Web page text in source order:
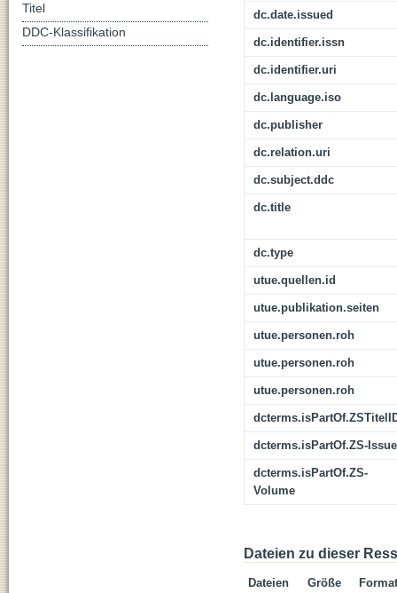
dc.date.issued
dc.identifier.issn
dc.identifier.uri
dc.language.iso
dc.publisher
dc.relation.uri
dc.subject.ddc
dc.title
dc.type
utue.quellen.id
utue.publikation.seiten
utue.personen.roh
utue.personen.roh
utue.personen.roh
dcterms.isPartOf.ZS-Issue
dcterms.isPartOf.ZS-
Volume
Dateien zu dieser
Dateien Größe
Format
Titel
DDC-Klassifikation